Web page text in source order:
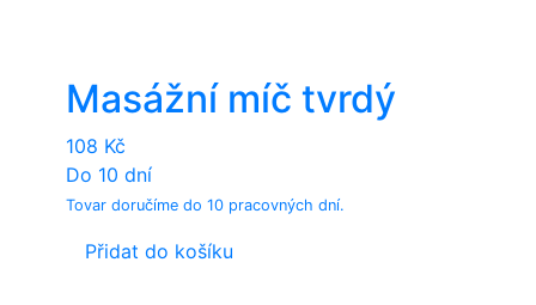
Masážní míč tvrdý
108 Kč
Do 10 dní
Tovar doručíme do 10 pracovných dní.
Přidat do košíku